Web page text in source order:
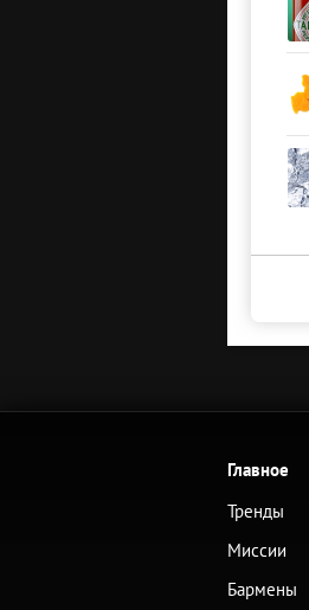
Главное
Тренды
Миссии
Бармены